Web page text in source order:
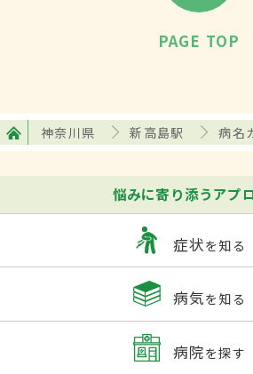
PAGE TOP
神奈川県 新高島駅 病名
悩みに寄り添うアプ
症状を知る
病気を知る
病院を探す